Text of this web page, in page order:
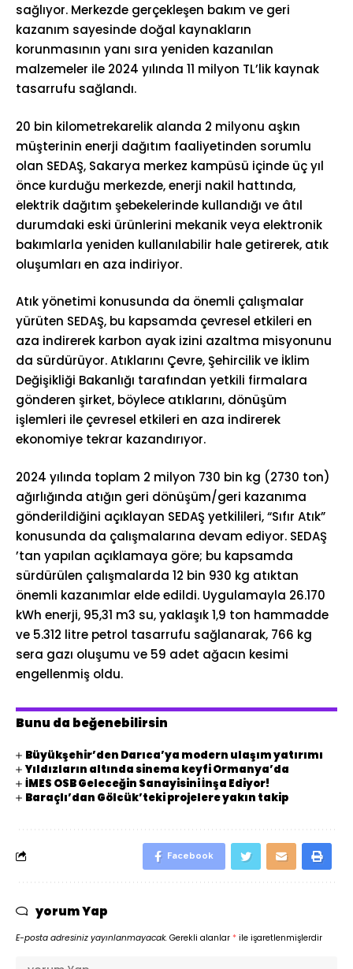
sağlıyor. Merkezde gerçekleşen bakım ve geri
kazanım sayesinde doğal kaynakların
korunmasının yanı sıra yeniden kazanılan
malzemeler ile 2024 yılında 11 milyon TL’lik kaynak
tasarrufu sağlandı.
20 bin kilometrekarelik alanda 2 milyonu aşkın
müşterinin enerji dağıtım faaliyetinden sorumlu
olan SEDAŞ, Sakarya merkez kampüsü içinde üç yıl
önce kurduğu merkezde, enerji nakil hattında,
elektrik dağıtım şebekelerinde kullandığı ve âtıl
durumdaki eski ürünlerini mekanik veya elektronik
bakımlarla yeniden kullanılabilir hale getirerek, atık
oluşumları en aza indiriyor.
Atık yönetimi konusunda da önemli çalışmalar
yürüten SEDAŞ, bu kapsamda çevresel etkileri en
aza indirerek karbon ayak izini azaltma misyonunu
da sürdürüyor. Atıklarını Çevre, Şehircilik ve İklim
Değişikliği Bakanlığı tarafından yetkili firmalara
gönderen şirket, böylece atıklarını, dönüşüm
işlemleri ile çevresel etkileri en aza indirerek
ekonomiye tekrar kazandırıyor.
2024 yılında toplam 2 milyon 730 bin kg (2730 ton)
ağırlığında atığın geri dönüşüm/geri kazanıma
gönderildiğini açıklayan SEDAŞ yetkilileri, “Sıfır Atık”
konusunda da çalışmalarına devam ediyor. SEDAŞ
’tan yapılan açıklamaya göre; bu kapsamda
sürdürülen çalışmalarda 12 bin 930 kg atıktan
önemli kazanımlar elde edildi. Uygulamayla 26.170
kWh enerji, 95,31 m3 su, yaklaşık 1,9 ton hammadde
ve 5.312 litre petrol tasarrufu sağlanarak, 766 kg
sera gazı oluşumu ve 59 adet ağacın kesimi
engellenmiş oldu.
Bunu da beğenebilirsin
Büyükşehir’den Darıca’ya modern ulaşım yatırımı
Yıldızların altında sinema keyfi Ormanya’da
İMES OSB Geleceğin Sanayisini İnşa Ediyor!
Baraçlı’dan Gölcük’teki projelere yakın takip
Facebook
yorum Yap
E-posta adresiniz yayınlanmayacak. Gerekli alanlar * ile işaretlenmişlerdir